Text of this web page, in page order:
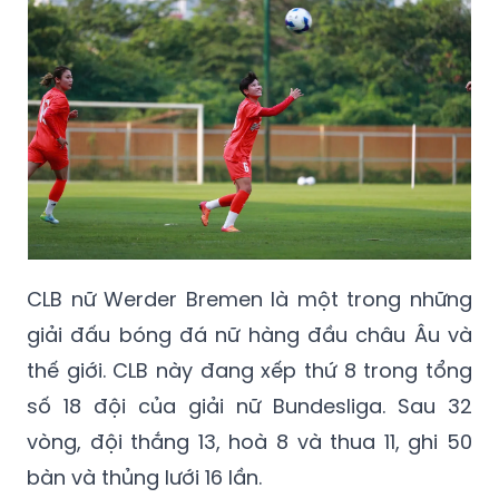
CLB nữ Werder Bremen là một trong những
giải đấu bóng đá nữ hàng đầu châu Âu và
thế giới. CLB này đang xếp thứ 8 trong tổng
số 18 đội của giải nữ Bundesliga. Sau 32
vòng, đội thắng 13, hoà 8 và thua 11, ghi 50
bàn và thủng lưới 16 lần.